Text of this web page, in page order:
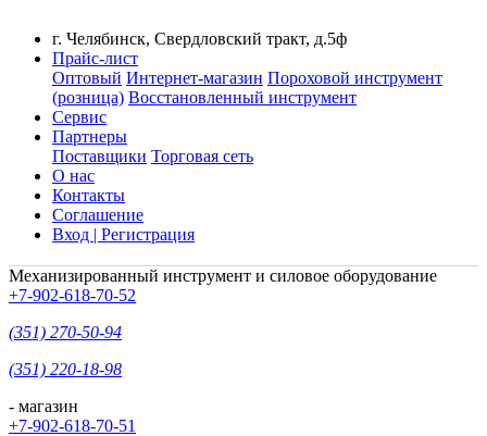
г. Челябинск, Свердловский тракт, д.5ф
Прайс-лист
Оптовый Интернет-магазин Пороховой инструмент
(розница) Восстановленный инструмент
Сервис
Партнеры
Поставщики Торговая сеть
О нас
Контакты
Соглашение
Вход | Регистрация
Механизированный инструмент и силовое оборудование
+7-902-618-70-52
(351) 270-50-94
(351) 220-18-98
- магазин
+7-902-618-70-51